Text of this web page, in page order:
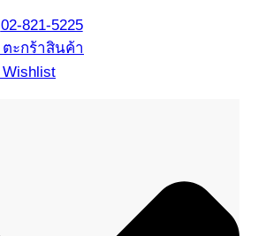
02-821-5225
ตะกร้าสินค้า
Wishlist